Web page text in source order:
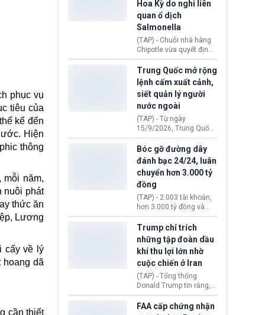
phục vụ
tiêu của
kể đến
Hiện
thông
mỗi năm,
nuôi phát
thức ăn
Lương
cấy về lý
hoang dã
cần thiết
được đưa ra toàn thể bỏ
phiếu.
Angeles, bang
California). Vụ việc xảy
ra ngay trước lúc Tổng
thống Donald Trump tới
thăm địa điểm này.
Hoa Kỳ do nghi liên
quan ổ dịch
Salmonella
(TAP) - Chuỗi nhà hàng
Chipotle vừa quyết định
loại bỏ tất cả ớt jalapeño
khỏi những cửa hàng
trên toàn lãnh thổ Hoa
Kỳ. Nguyên nhân do cơ
quan y tế nghi ngờ
nguyên liệu liên quan
đến ổ dịch Salmonella
khiến ít nhất 110 người
mắc bệnh tại bang
Minnesota.
Trung Quốc mở rộng
lệnh cấm xuất cảnh,
siết quản lý người
nước ngoài
(TAP) - Từ ngày
15/9/2026, Trung Quốc
áp dụng quy định mới về
quản lý xuất nhập cảnh.
Một hành vi vi phạm giấy
tờ, xuất nhập cảnh trái
phép hay liên quan kiểm
soát công nghệ có thể
khiến công dân Trung
Quốc đối mặt lệnh cấm
xuất cảnh kéo dài tới 3
năm. Trong khi đó, người
nước ngoài sử dụng giấy
tờ giả có nguy cơ bị từ
chối nhập cảnh hoặc
cấm vào Trung Quốc tới
5 năm.
Bóc gỡ đường dây
đánh bạc 24/24, luân
chuyển hơn 3.000 tỷ
đồng
(TAP) - 2.003 tài khoản,
hơn 3.000 tỷ đồng và
một đường dây đánh
bạc xuyên quốc gia vận
hành 24/24 giờ vừa bị
Công an TP. Hải Phòng
(Việt Nam) bóc gỡ.
Trump chỉ trích
những tập đoàn dầu
khí thu lợi lớn nhờ
cuộc chiến ở Iran
(TAP) - Tổng thống
Donald Trump tin rằng, 2
tập đoàn dầu khí
ExxonMobil và Chevron
FAA cấp chứng nhận